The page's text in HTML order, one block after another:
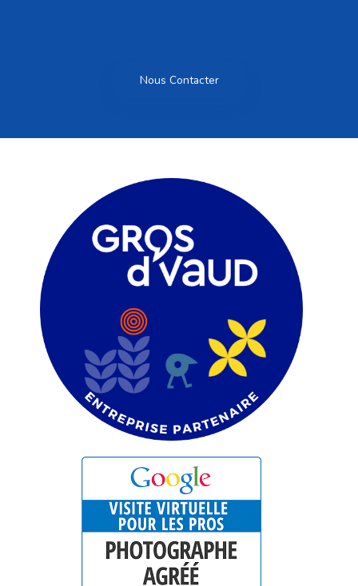
Nous Contacter